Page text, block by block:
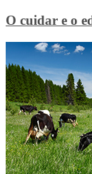
O cuidar e o